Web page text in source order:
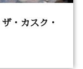
・カスク・